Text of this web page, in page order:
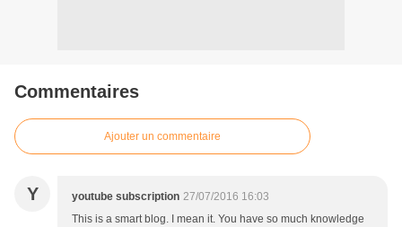
Commentaires
Ajouter un commentaire
Y youtube subscription 27/07/2016 16:03
This is a smart blog. I mean it. You have so much knowledge